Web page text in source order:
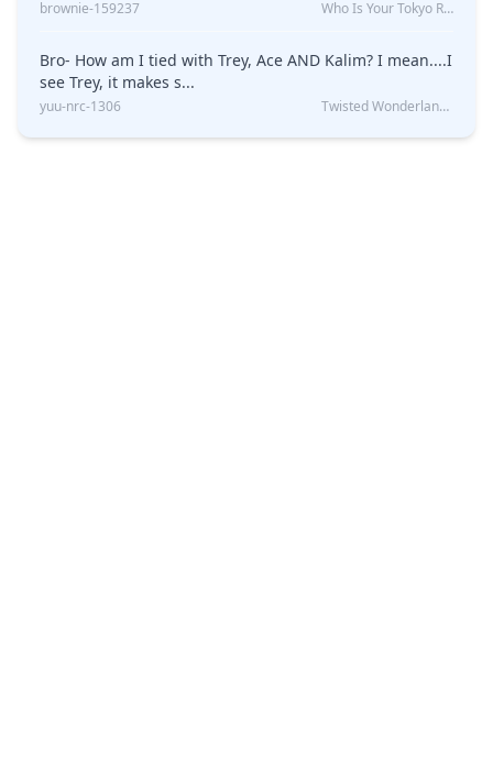
brownie-159237 Who Is Your Tokyo Revengers Boyfriend?
Bro- How am I tied with Trey, Ace AND Kalim? I mean....I
see Trey, it makes s...
yuu-nrc-1306 Twisted Wonderland Kin Quiz